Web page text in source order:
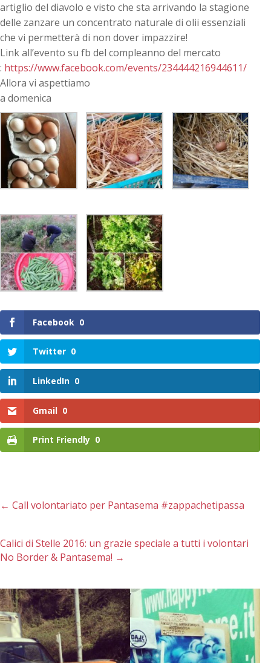
artiglio del diavolo e visto che sta arrivando la stagione
delle zanzare un concentrato naturale di olii essenziali
che vi permetterà di non dover impazzire!
Link all’evento su fb del compleanno del mercato
: https://www.facebook.com/events/234444216944611/
Allora vi aspettiamo
a domenica
Facebook 0
Twitter 0
LinkedIn 0
Gmail 0
Print Friendly 0
← Call volontariato per Pantasema #zappachetipassa
Calici di Stelle 2016: un grazie speciale a tutti i volontari
No Border & Pantasema! →